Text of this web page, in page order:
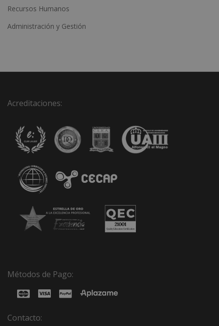
Recursos Humanos
Administración y Gestión
Acreditaciones:
Métodos de Pago:
Contacto: